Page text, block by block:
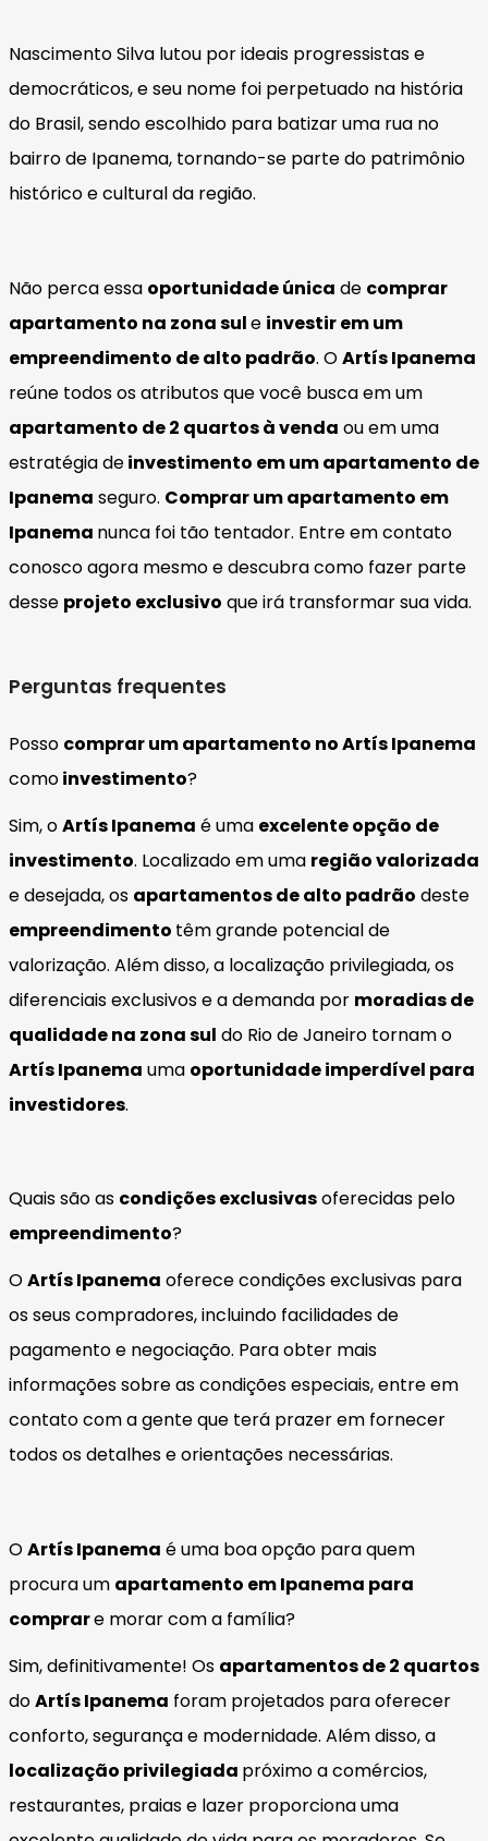
Nascimento Silva lutou por ideais progressistas e
democráticos, e seu nome foi perpetuado na história
do Brasil, sendo escolhido para batizar uma rua no
bairro de Ipanema, tornando-se parte do patrimônio
histórico e cultural da região.
Não perca essa oportunidade única de comprar
apartamento na zona sule investir em um
empreendimento de alto padrão. OArtís Ipanema
reúne todos os atributos que você busca em um
apartamento de 2 quartos à venda ou em uma
estratégia deinvestimento em um apartamento de
Ipanema seguro. Comprar um apartamento em
Ipanema nunca foi tão tentador. Entre em contato
conosco agora mesmo e descubra como fazer parte
desse projeto exclusivo que irá transformar sua vida.
Perguntas frequentes
Posso comprar um apartamento no Artís Ipanema
comoinvestimento?
Sim, oArtís Ipanema é uma excelente opção de
investimento. Localizado em uma região valorizada
e desejada, os apartamentos de alto padrão deste
empreendimento têm grande potencial de
valorização. Além disso, a localização privilegiada, os
diferenciais exclusivos e a demanda por moradias de
qualidade na zona sul do Rio de Janeiro tornam o
Artís Ipanema uma oportunidade imperdível para
investidores.
Quais são as condições exclusivasoferecidas pelo
empreendimento?
OArtís Ipanema oferece condições exclusivas para
os seus compradores, incluindo facilidades de
pagamento e negociação. Para obter mais
informações sobre as condições especiais, entre em
contato com a gente que terá prazer em fornecer
todos os detalhes e orientações necessárias.
OArtís Ipanema é uma boa opção para quem
procura um apartamento em Ipanema para
comprare morar com a família?
Sim, definitivamente! Os apartamentos de 2 quartos
doArtís Ipanema foram projetados para oferecer
conforto, segurança e modernidade. Além disso, a
localização privilegiada próximo a comércios,
restaurantes, praias e lazer proporciona uma